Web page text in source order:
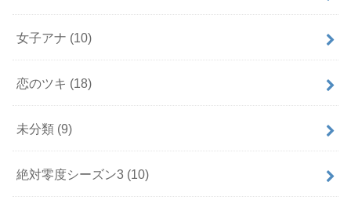
女子アナ (10)
恋のツキ (18)
未分類 (9)
絶対零度シーズン3 (10)